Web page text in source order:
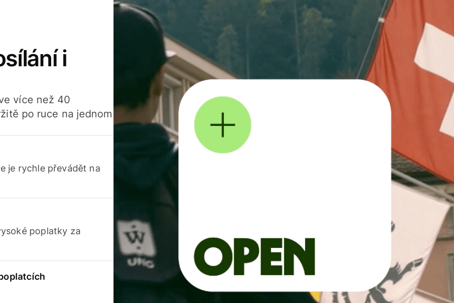
i
více než 40
po ruce na jednom
je rychle převádět na
poplatky za